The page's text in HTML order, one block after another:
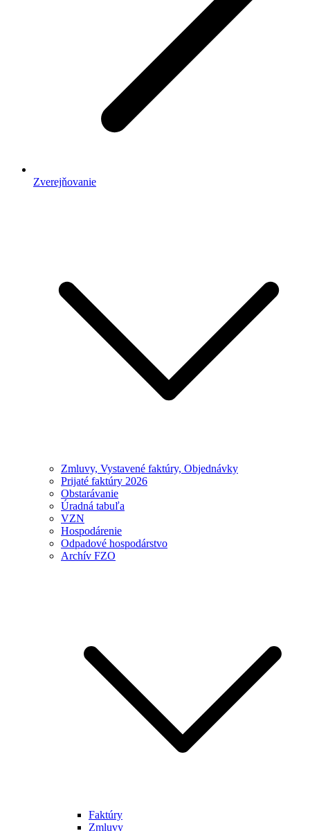
Zverejňovanie
Zmluvy, Vystavené faktúry, Objednávky
Prijaté faktúry 2026
Obstarávanie
Úradná tabuľa
VZN
Hospodárenie
Odpadové hospodárstvo
Archív FZO
Faktúry
Zmluvy